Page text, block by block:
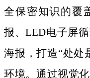
全保密知识的覆
报、LED电子屏
海报，打造“处处
环境。通过视觉